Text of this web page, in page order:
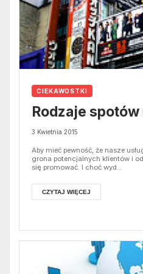
CIEKAWOSTKI
Rodzaje
3 Kwietnia 2015
Aby mieć pewność, że nasze
grona potencjalnych klientów i
się promować. I choć wyd...
CZYTAJ WIĘCEJ